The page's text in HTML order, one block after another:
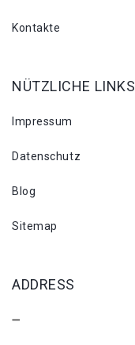
Kontakte
NÜTZLICHE LINKS
Impressum
Datenschutz
Blog
Sitemap
ADDRESS